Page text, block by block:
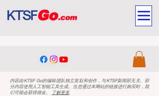
内容由KTSF Go的编辑团队独立策划和创作，与KTSF新闻部无关。部
分内容使用人工智能工具生成。当您通过本网站的链接进行购买时，我
们可能会获得佣金。
了解更多